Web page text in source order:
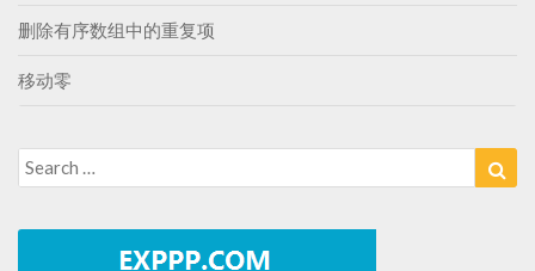
删除有序数组中的重复项
移动零
Search
for: